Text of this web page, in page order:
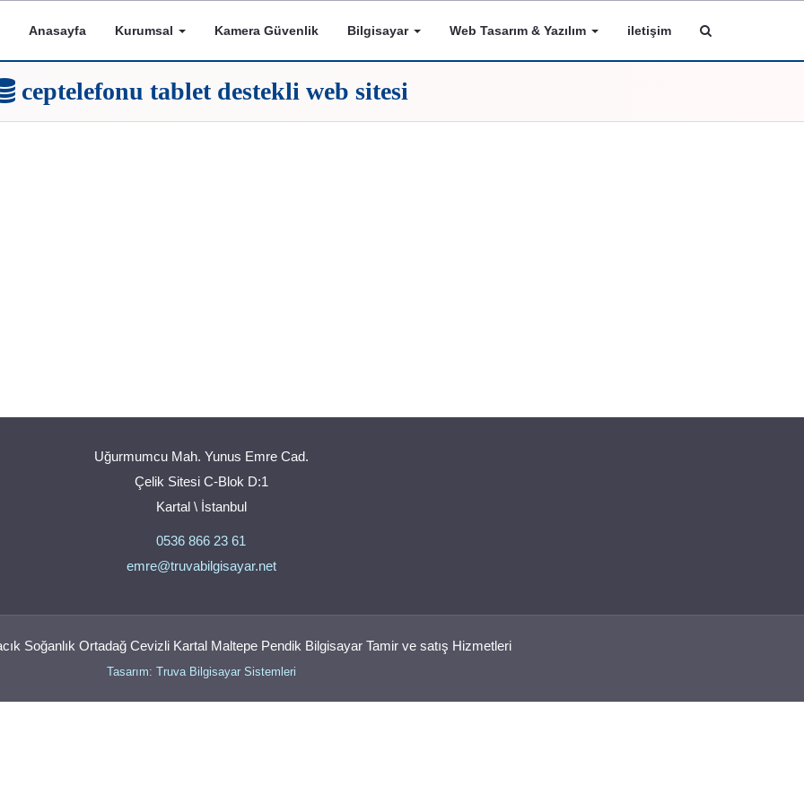
Anasayfa Kurumsal Kamera Güvenlik Bilgisayar Web Tasarım & Yazılım iletişim
ceptelefonu tablet destekli web sitesi
Uğurmumcu Mah. Yunus Emre Cad.
Çelik Sitesi C-Blok D:1
Kartal \ İstanbul
0536 866 23 61
emre@truvabilgisayar.net
Soğanlık Ortadağ Cevizli Kartal Maltepe Pendik Bilgisayar Tamir ve satış Hizmetleri
Tasarım: Truva Bilgisayar Sistemleri